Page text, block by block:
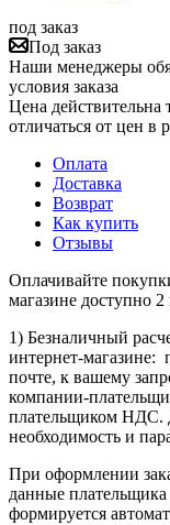
под заказ
Под заказ
Наши менеджеры
условия заказа
Цена действительна
отличаться от цен в
Оплата
Доставка
Возврат
Как купить
Отзывы
Оплачивайте
магазине доступно
1) Безналичный
интернет-магазине:
почте, к вашему
компании-
плательщиком НДС.
необходимость и
При оформлении
данные плательщика
формируется